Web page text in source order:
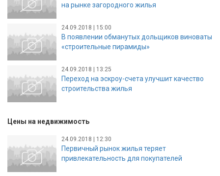
на рынке загородного жилья
24.09.2018 | 15:00
В появлении обманутых дольщиков виноваты
«строительные пирамиды»
24.09.2018 | 13:25
Переход на эскроу-счета улучшит качество
строительства жилья
Цены на недвижимость
24.09.2018 | 12:30
Первичный рынок жилья теряет
привлекательность для покупателей